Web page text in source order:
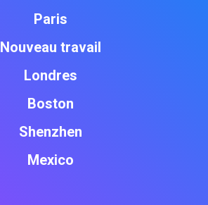
Paris
Nouveau travail
Londres
Boston
Shenzhen
Mexico